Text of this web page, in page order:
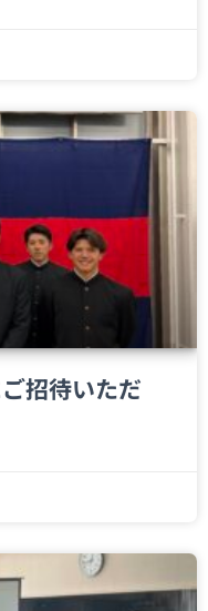
招待いただ